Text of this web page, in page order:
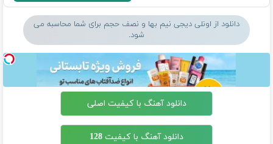
دانلود از اونلی دیجی نیم بها و نصف حجم برای شما محاسبه می
شود.
دانلود آهنگ با کیفیت اصلی
دانلود آهنگ با کیفیت 128